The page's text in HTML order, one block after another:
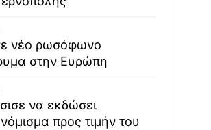
νέο ρωσόφωνο
στην Ευρώπη
να εκδώσει
προς τιμήν του